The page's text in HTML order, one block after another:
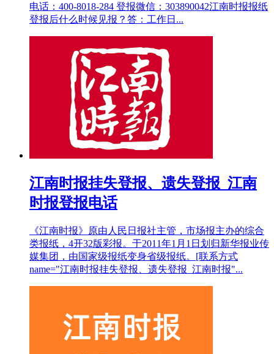
电话：400-8018-284 登报微信：303890042江南时报报纸
登报后什么时候见报？答：工作日...
江南时报挂失登报、遗失登报_江南
时报登报电话
《江南时报》原由人民日报社主管，市场报主办的综合
类报纸，4开32版彩报。于2011年1月1日划归新华报业传
媒集团，由国家级报纸变身省级报纸。[联系方式
name="江南时报挂失登报、遗失登报_江南时报"...